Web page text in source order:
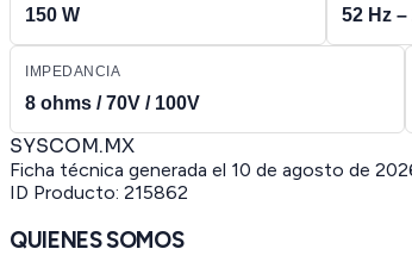
150 W 52 Hz
IMPEDANCIA
8 ohms / 70V / 100V
SYSCOM.MX
Ficha técnica generada el 10 de agosto de
ID Producto: 215862
QUIENES SOMOS